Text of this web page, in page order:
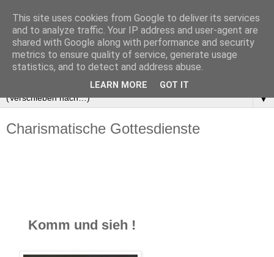
▼
Charismatische Gottesdienste
Komm und sieh !
This site uses cookies from Google to deliver its services
and to analyze traffic. Your IP address and user-agent are
shared with Google along with performance and security
metrics to ensure quality of service, generate usage
statistics, and to detect and address abuse.
LEARN MORE GOT IT